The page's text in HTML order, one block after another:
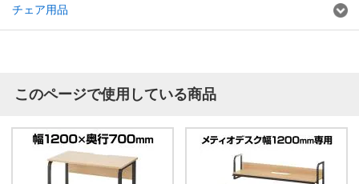
チェア用品
このページで使用している商品